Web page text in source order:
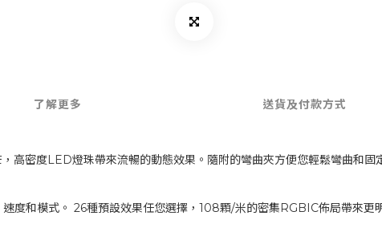
了解更多 送貨及付款方式
高密度LED燈珠帶來流暢的動態效果。隨附的彎曲夾方便您輕鬆彎曲和固
度和模式。 26種預設效果任您選擇，108顆/米的密集RGBIC佈局帶來更